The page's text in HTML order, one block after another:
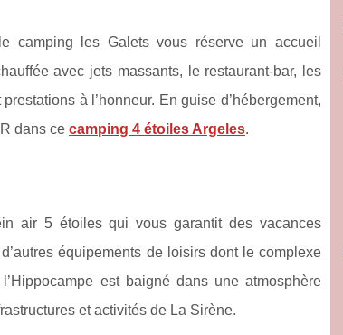
camping les Galets vous réserve un accueil
avec jets massants, le restaurant-bar, les
à l’honneur. En guise d’hébergement,
dans ce camping 4 étoiles Argeles.
air 5 étoiles qui vous garantit des vacances
équipements de loisirs dont le complexe
est baigné dans une atmosphère
et activités de La Sirène.